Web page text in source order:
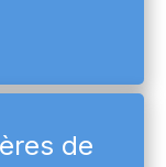
de